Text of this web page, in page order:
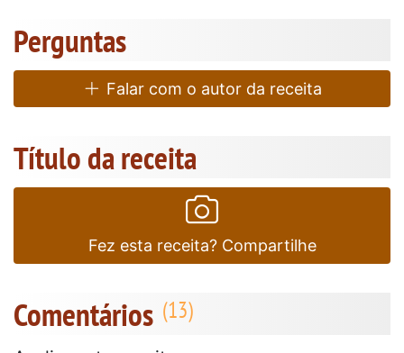
Perguntas
Falar com o autor da receita
Título da receita
Fez esta receita? Compartilhe
Comentários